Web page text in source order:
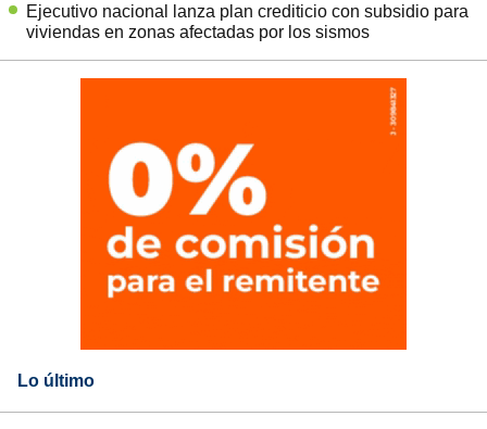
Ejecutivo nacional lanza plan crediticio con subsidio para
viviendas en zonas afectadas por los sismos
Lo último